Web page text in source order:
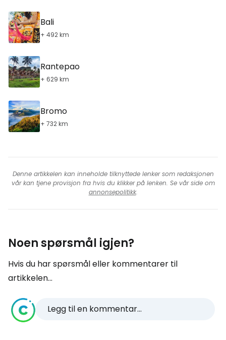
Bali
+ 492 km
Rantepao
+ 629 km
Bromo
+ 732 km
Denne artikkelen kan inneholde tilknyttede lenker som redaksjonen
vår kan tjene provisjon fra hvis du klikker på lenken. Se vår side om
annonsepolitikk.
Noen spørsmål igjen?
Hvis du har spørsmål eller kommentarer til
artikkelen...
Legg til en kommentar...